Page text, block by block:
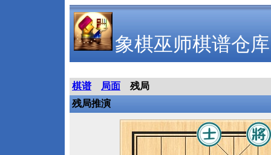
象棋巫师棋谱仓库
棋谱 局面
残局
残局推演